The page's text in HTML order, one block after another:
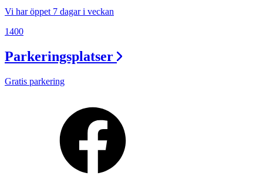
Vi har öppet 7 dagar i veckan
1400
Parkeringsplatser
Gratis parkering